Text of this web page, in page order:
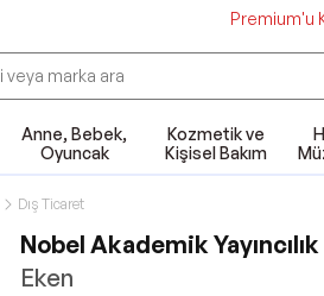
Premium'u
Anne, Bebek,
Oyuncak
Kozmetik ve
Kişisel Bakım
Dış Ticaret
Nobel Akademik
Eken